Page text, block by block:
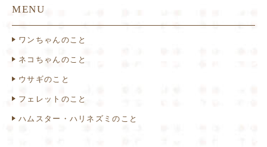
MENU
ワンちゃんのこと
ネコちゃんのこと
ウサギのこと
フェレットのこと
ハムスター・ハリネズミのこと